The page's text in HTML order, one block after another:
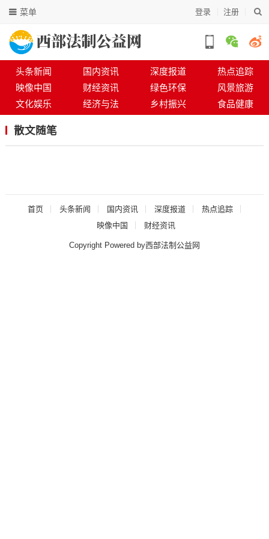
登录 注册
菜单
头条新闻 国内资讯 深度报道
热点追踪
映像中国
财经资讯 绿色环保
风景旅游
文化娱乐
经济与法 乡村振兴 食品健康
散文随笔
首页 头条新闻 国内资讯 深度报道
热点追踪
映像中国
财经资讯
Copyright Powered by西部法制公益网